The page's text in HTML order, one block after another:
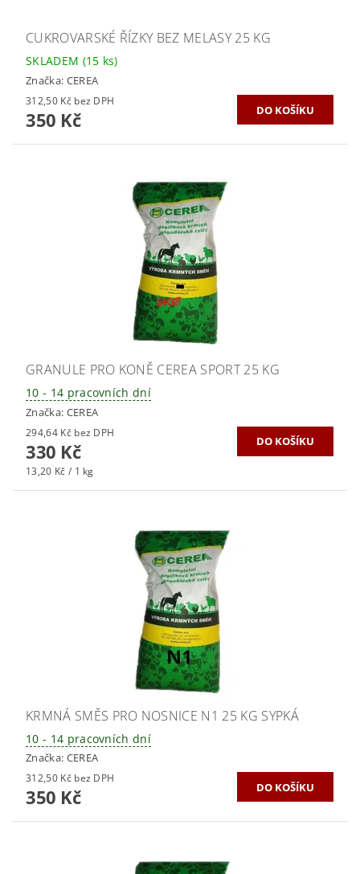
CUKROVARSKÉ ŘÍZKY BEZ MELASY 25 KG
SKLADEM (15 ks)
Značka: CEREA
312,50 Kč bez DPH
350 Kč
GRANULE PRO KONĚ CEREA SPORT 25 KG
10 - 14 pracovních dní
Značka: CEREA
294,64 Kč bez DPH
330 Kč
13,20 Kč / 1 kg
KRMNÁ SMĚS PRO NOSNICE N1 25 KG SYPKÁ
10 - 14 pracovních dní
Značka: CEREA
312,50 Kč bez DPH
350 Kč